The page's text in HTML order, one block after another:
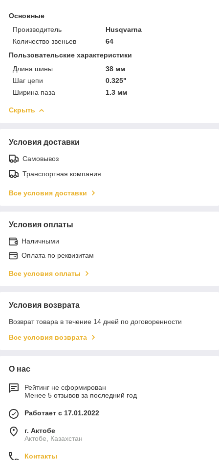
Основные
Производитель
Husqvarna
Количество звеньев
64
Пользовательские характеристики
Длина шины
38 мм
Шаг цепи
0.325"
Ширина паза
1.3 мм
Скрыть
Условия доставки
Самовывоз
Транспортная компания
Все условия доставки
Условия оплаты
Наличными
Оплата по реквизитам
Все условия оплаты
Условия возврата
Возврат товара в течение 14 дней по договоренности
Все условия возврата
О нас
Рейтинг не сформирован
Менее 5 отзывов за последний год
Работает с 17.01.2022
г. Актобе
Актобе, Казахстан
Контакты